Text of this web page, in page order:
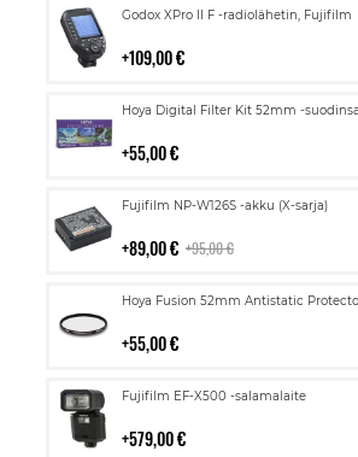
Godox XPro II F -radiolähetin, Fujifilm
109,00 €
Lisää
Hoya Digital Filter Kit 52mm -
55,00 €
Lisää
Fujifilm NP-W126S -akku (X-sarja)
89,00 € 95,00 €
Lisää
Hoya Fusion 52mm Antistatic
55,00 €
Lisää
Fujifilm EF-X500 -salamalaite
579,00 €
Lisää